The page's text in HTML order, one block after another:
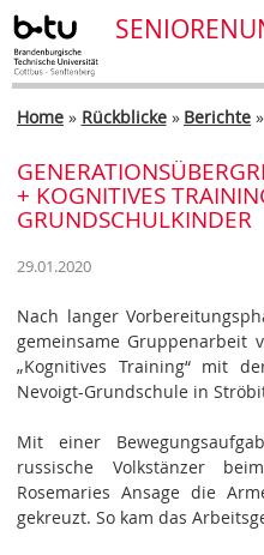
Home » Rückblicke» Berichte »
+ KOGNITIVES
GRUNDSCHULKINDER
29.01.2020
Nach langer
gemeinsame Gruppenarbeit
„Kognitives Training“ mit
Nevoigt-Grundschule in
Mit einer
russische Volkstänzer
Rosemaries Ansage die
gekreuzt. So kam das